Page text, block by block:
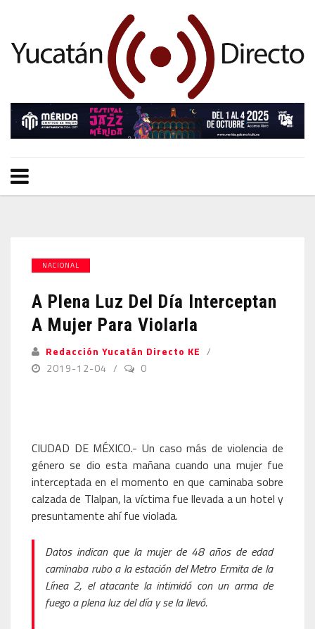
NACIONAL
A Plena Luz Del Día Interceptan
A Mujer Para Violarla
Redacción Yucatán Directo KE
2019-12-04
0
CIUDAD DE MÉXICO.- Un caso más de violencia de
género se dio esta mañana cuando una mujer fue
interceptada en el momento en que caminaba sobre
calzada de Tlalpan, la víctima fue llevada a un hotel y
presuntamente ahí fue violada.
Datos indican que la mujer de 48 años de edad
caminaba rubo a la estación del Metro Ermita de la
Línea 2, el atacante la intimidó con un arma de
fuego a plena luz del día y se la llevó.